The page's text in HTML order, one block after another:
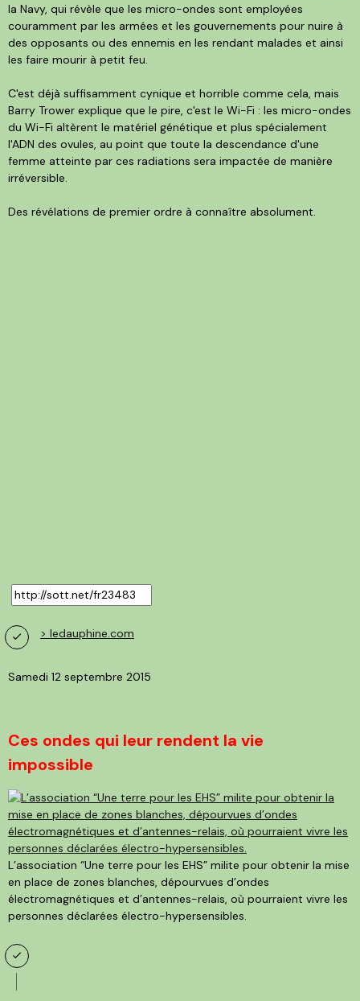
la Navy, qui révèle que les micro-ondes sont employées
couramment par les armées et les gouvernements pour nuire à
des opposants ou des ennemis en les rendant malades et ainsi
les faire mourir à petit feu.
C'est déjà suffisamment cynique et horrible comme cela, mais
Barry Trower explique que le pire, c'est le Wi-Fi : les micro-ondes
du Wi-Fi altèrent le matériel génétique et plus spécialement
l'ADN des ovules, au point que toute la descendance d'une
femme atteinte par ces radiations sera impactée de manière
irréversible.
Des révélations de premier ordre à connaître absolument.
> ledauphine.com
Samedi 12 septembre 2015
Ces ondes qui leur rendent la vie
impossible
L’association “Une terre pour les EHS” milite pour obtenir la mise
en place de zones blanches, dépourvues d’ondes
électromagnétiques et d’antennes-relais, où pourraient vivre les
personnes déclarées électro-hypersensibles.